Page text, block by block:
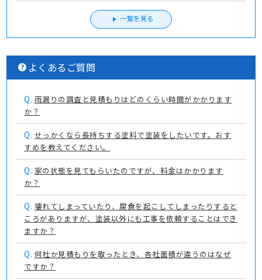
一覧を見る
よくあるご質問
Q. 雨漏りの調査と見積もりはどのくらい時間がかかります
か？
Q. せっかくなら長持ちする塗料で塗装をしたいです。おす
すめを教えてください。
Q. 家の状態を見てもらいたのですが、料金はかかります
か？
Q. 壊れてしまっていたり、腐食を起こしてしまったりすると
ころがありますが、塗装以外にも工事を依頼することはでき
ますか？
Q. 何社か見積もりを取ったとき、各社面積が違うのはなぜ
ですか？